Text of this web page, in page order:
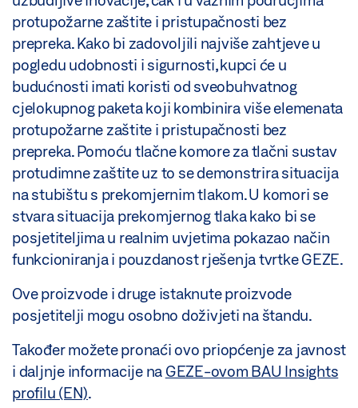
protupožarne zaštite i pristupačnosti bez
prepreka. Kako bi zadovoljili najviše zahtjeve u
pogledu udobnosti i sigurnosti, kupci će u
budućnosti imati koristi od sveobuhvatnog
cjelokupnog paketa koji kombinira više elemenata
protupožarne zaštite i pristupačnosti bez
prepreka. Pomoću tlačne komore za tlačni sustav
protudimne zaštite uz to se demonstrira situacija
na stubištu s prekomjernim tlakom. U komori se
stvara situacija prekomjernog tlaka kako bi se
posjetiteljima u realnim uvjetima pokazao način
funkcioniranja i pouzdanost rješenja tvrtke GEZE.
Ove proizvode i druge istaknute proizvode
posjetitelji mogu osobno doživjeti na štandu.
Također možete pronaći ovo priopćenje za javnost
i daljnje informacije na GEZE-ovom BAU Insights
profilu (EN).